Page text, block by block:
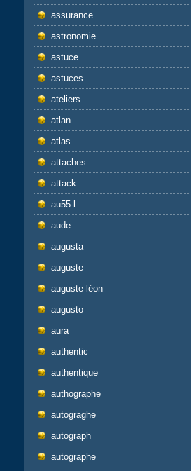
assurance
astronomie
astuce
astuces
ateliers
atlan
atlas
attaches
attack
au55-l
aude
augusta
auguste
auguste-léon
augusto
aura
authentic
authentique
authographe
autograghe
autograph
autographe